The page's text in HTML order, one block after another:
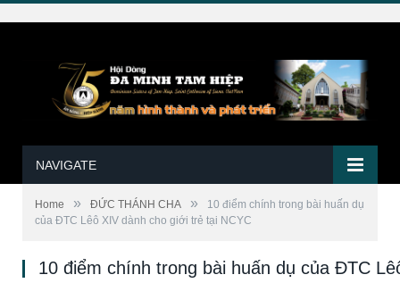
NAVIGATE
Home » ĐỨC THÁNH CHA »
10 điểm chính trong bài huấn dụ
của ĐTC Lêô XIV dành cho giới trẻ tại NCYC
10 điểm chính trong bài huấn dụ của ĐTC